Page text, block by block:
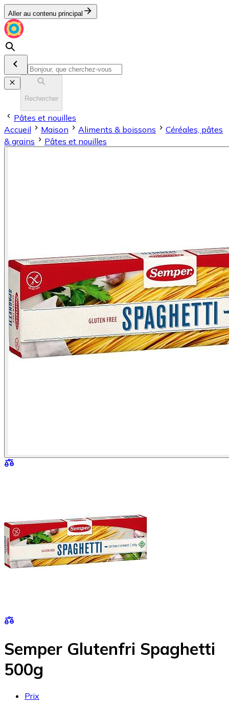
Aller au contenu principal
Rechercher
Pâtes et nouilles
Accueil
Maison Aliments & boissons
Céréales, pâtes
& grains
Pâtes et nouilles
Semper Glutenfri Spaghetti
500g
Prix